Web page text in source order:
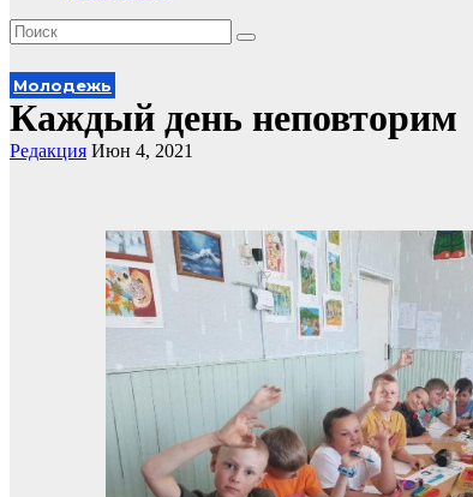
Молодежь
Каждый день неповторим
Редакция Июн 4, 2021